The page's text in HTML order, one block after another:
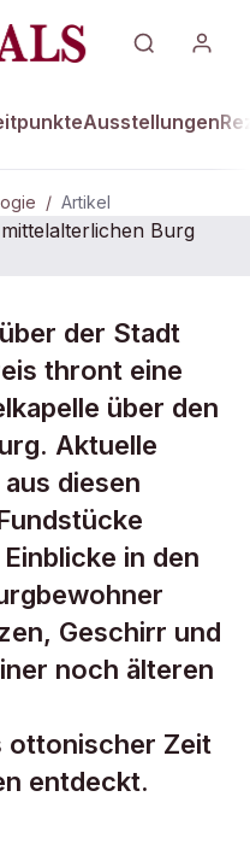
Ausstellungen
/ Artikel
der
Landsberg
der Stadt
thront eine
über den
Aktuelle
diesen
in den
Geschirr und
noch älteren
ottonischer Zeit
entdeckt.